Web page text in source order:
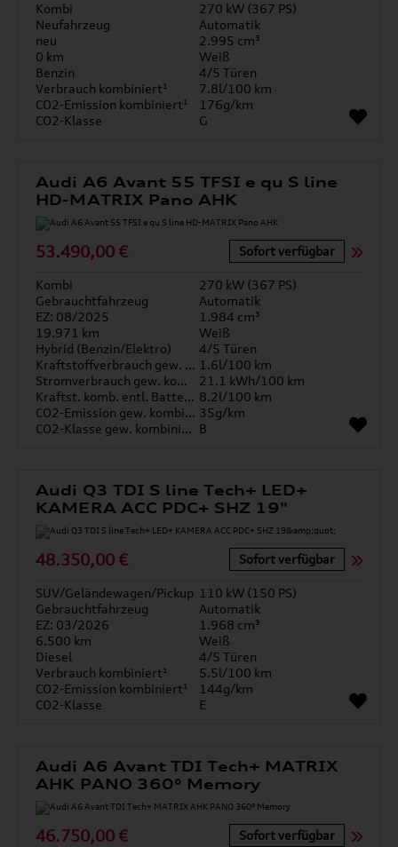
Kombi
270 kW (367 PS)
Neufahrzeug
Automatik
neu
2.995 cm³
0 km
Weiß
Benzin
4/5 Türen
Verbrauch kombiniert¹
7.8l/100 km
CO2-Emission kombiniert¹
176g/km
CO2-Klasse
G
Audi A6 Avant 55 TFSI e qu S line
HD-MATRIX Pano AHK
53.490,00 € Sofort verfügbar
Kombi
270 kW (367 PS)
Gebrauchtfahrzeug
Automatik
EZ: 08/2025
1.984 cm³
19.971 km
Weiß
Hybrid (Benzin/Elektro)
4/5 Türen
Kraftstoffverbrauch gew. kombiniert 1.6l/100 km
Stromverbrauch gew. kombiniert
21.1 kWh/100 km
Kraftst. komb. entl. Batterie 8.2l/100 km
CO2-Emission gew. kombiniert 35g/km
CO2-Klasse gew. kombiniert B
Audi Q3 TDI S line Tech+ LED+
KAMERA ACC PDC+ SHZ 19"
48.350,00 € Sofort verfügbar
SUV/Geländewagen/Pickup 110 kW (150 PS)
Gebrauchtfahrzeug
Automatik
EZ: 03/2026
1.968 cm³
6.500 km
Weiß
Diesel
4/5 Türen
Verbrauch kombiniert¹
5.5l/100 km
CO2-Emission kombiniert¹
144g/km
CO2-Klasse
E
Audi A6 Avant TDI Tech+ MATRIX
AHK PANO 360° Memory
46.750,00 € Sofort verfügbar